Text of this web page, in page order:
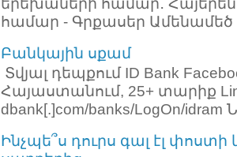
համար - Գրքասեր Ամենամեծ
Բանկային սքամ
Տվյալ դեպքում ID Bank
Հայաստանում, 25+ տարիք
dbank[.]com/banks/LogOn/idram
Ինչպե՞ս դուրս գալ էլ